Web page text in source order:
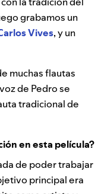
grabamos un
Vives, y un
muchas flautas
de Pedro se
tradicional de
en esta película?
de poder trabajar
principal era